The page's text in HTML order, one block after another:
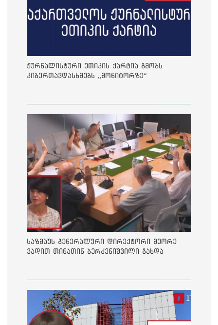
ჟურნალისტური ეთიკის ქარტია გმობს
კიბერთავდასხმებს „მონიტორზე“
საზმაუს გენერალური დირექტორი მეორე
ვადით თინათინ ბერძენიშვილი გახდა